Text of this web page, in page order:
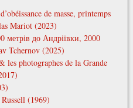
de masse, printemps
Mariot (2023)
до Андріївки, 2000
Tchernov (2025)
les photographes de la Grande
(1969)